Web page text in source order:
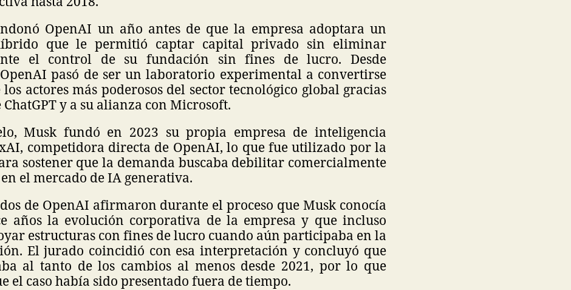
OpenAI un año antes de que la empresa adoptara un
que le permitió captar capital privado sin eliminar
el control de su fundación sin fines de lucro. Desde
OpenAI pasó de ser un laboratorio experimental a convertirse
actores más poderosos del sector tecnológico global gracias
y a su alianza con Microsoft.
Musk fundó en 2023 su propia empresa de inteligencia
competidora directa de OpenAI, lo que fue utilizado por la
sostener que la demanda buscaba debilitar comercialmente
el mercado de IA generativa.
de OpenAI afirmaron durante el proceso que Musk conocía
años la evolución corporativa de la empresa y que incluso
estructuras con fines de lucro cuando aún participaba en la
El jurado coincidió con esa interpretación y concluyó que
al tanto de los cambios al menos desde 2021, por lo que
el caso había sido presentado fuera de tiempo.